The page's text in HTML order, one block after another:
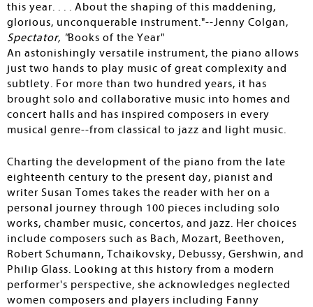
this year. . . . About the shaping of this maddening,
glorious, unconquerable instrument."--Jenny Colgan,
Spectator, "Books of the Year"
An astonishingly versatile instrument, the piano allows
just two hands to play music of great complexity and
subtlety. For more than two hundred years, it has
brought solo and collaborative music into homes and
concert halls and has inspired composers in every
musical genre--from classical to jazz and light music.
Charting the development of the piano from the late
eighteenth century to the present day, pianist and
writer Susan Tomes takes the reader with her on a
personal journey through 100 pieces including solo
works, chamber music, concertos, and jazz. Her choices
include composers such as Bach, Mozart, Beethoven,
Robert Schumann, Tchaikovsky, Debussy, Gershwin, and
Philip Glass. Looking at this history from a modern
performer's perspective, she acknowledges neglected
women composers and players including Fanny